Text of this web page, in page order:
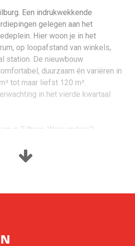
Een indrukwekkende
gelegen aan het
Hier woon je in het
op loopafstand van winkels,
station. De nieuwbouw
duurzaam én variëren in
tot maar liefst 120 m².
in het vierde kwartaal
in Tilburg. Waar anders?
Een indrukwekkende
gelegen aan het
in het vierde kwartaal